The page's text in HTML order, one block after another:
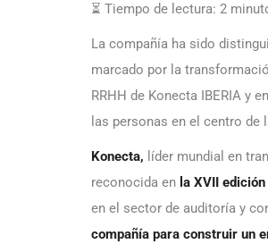
⏳ Tiempo de lectura: 2
La compañía ha sido
marcado por la
RRHH de Konecta IBERIA y
las personas en el centro
Konecta, líder mundial en
reconocida en la XVII edición
en el sector de auditoría y
compañía para construir un